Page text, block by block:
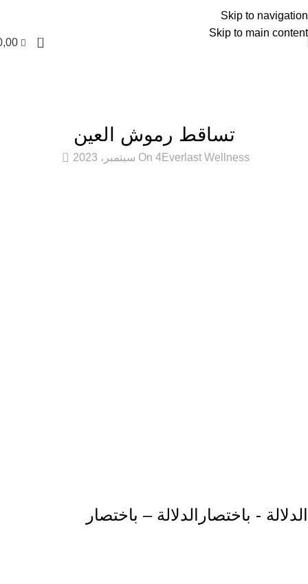
Skip to navigation
Skip to main content
العربية
0
تساقط رموش العين
Everlast WellnessOn 4 سبتمبر، 2023 0
الدلالة - باختصارالدلالة – باختصار